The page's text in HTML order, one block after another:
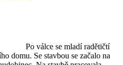
Po válce se mladí radětičtí
domu. Se stavbou se začalo na